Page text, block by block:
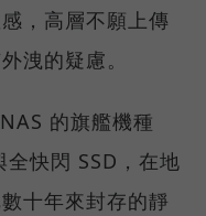
，高層不願上傳
洩的疑慮。
的旗艦機種
快閃 SSD，在地
十年來封存的靜